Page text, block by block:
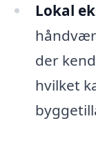
Lokal
der
hvilket